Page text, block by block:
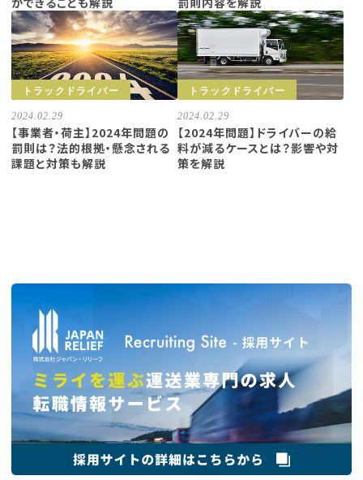
トラックドライバー
2024.02.29
【事業者・荷主】2024年問題の
罰則は？法的根拠・懸念される
課題と対策も解説
トラックドライバー
2024.02.29
【2024年問題】ドライバーの給
料が減るケースとは？影響や対
策を解説